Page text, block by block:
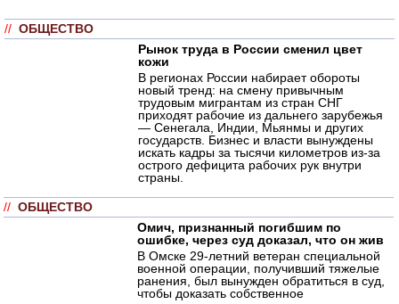
// ОБЩЕСТВО
Рынок труда в России сменил цвет
кожи
В регионах России набирает обороты
новый тренд: на смену привычным
трудовым мигрантам из стран СНГ
приходят рабочие из дальнего зарубежья
— Сенегала, Индии, Мьянмы и других
государств. Бизнес и власти вынуждены
искать кадры за тысячи километров из-за
острого дефицита рабочих рук внутри
страны.
// ОБЩЕСТВО
Омич, признанный погибшим по
ошибке, через суд доказал, что он жив
В Омске 29-летний ветеран специальной
военной операции, получивший тяжелые
ранения, был вынужден обратиться в суд,
чтобы доказать собственное